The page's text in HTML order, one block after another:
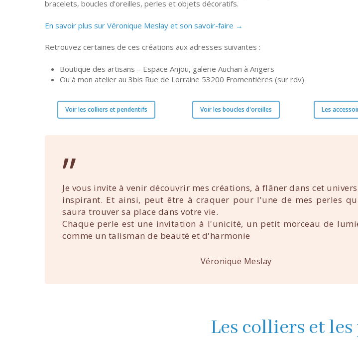
bracelets, boucles d’oreilles, perles et objets décoratifs.
En savoir plus sur Véronique Meslay et son savoir-faire →
Retrouvez certaines de ces créations aux adresses suivantes :
Boutique des artisans – Espace Anjou, galerie Auchan à Angers
Ou à mon atelier au 3bis Rue de Lorraine 53200 Fromentières (sur rdv)
Voir les colliers et pendentifs Voir les boucles d'oreilles Les
”
Je vous invite à venir découvrir mes créations, à flâner dans cet
inspirant. Et ainsi, peut être à craquer pour l'une de mes perles
saura trouver sa place dans votre vie.
Chaque perle est une invitation à l'unicité, un petit morceau de
comme un talisman de beauté et d'harmonie
Véronique Meslay
Les colliers et